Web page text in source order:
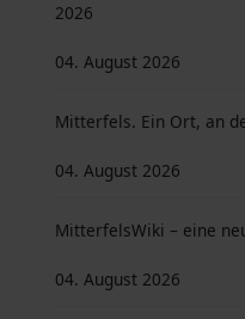
2026
04. August 2026
Mitterfels. Ein Ort, an
04. August 2026
MitterfelsWiki – eine
04. August 2026